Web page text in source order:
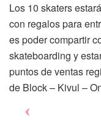
Los 10 skaters
con regalos para
es poder compartir
skateboarding y
puntos de ventas
de Block – Kivul –